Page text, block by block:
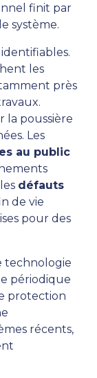
finit par
système.
les
près
la poussière
Les
au public
défauts
de vie
pour des
technologie
périodique
protection
récents,